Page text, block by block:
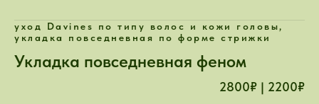
уход Davines по типу волос и кожи головы,
укладка повседневная по форме стрижки
Укладка повседневная феном
2800₽ | 2200₽